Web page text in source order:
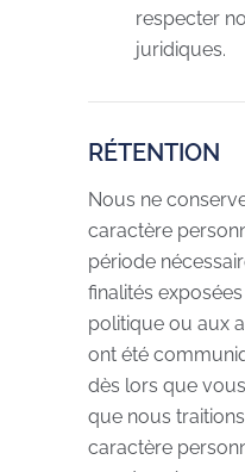
respecter
juridiques.
RÉTENTION
Nous ne
caractère
période
finalités
politique ou aux
ont été
dès lors que
que nous
caractère